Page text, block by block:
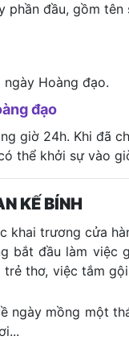
đầu, gồm
Hoàng đạo.
đạo
giờ 24h. Khi đã
thể khởi sự vào
KẾ BÍNH
trương cửa
bắt đầu làm việc
thơ, việc tắm
ngày mồng một